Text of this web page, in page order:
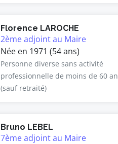
Florence LAROCHE
2ème adjoint au Maire
Née en 1971 (54 ans)
Personne diverse sans activité
professionnelle de moins de 60
(sauf retraité)
Bruno LEBEL
7ème adjoint au Maire